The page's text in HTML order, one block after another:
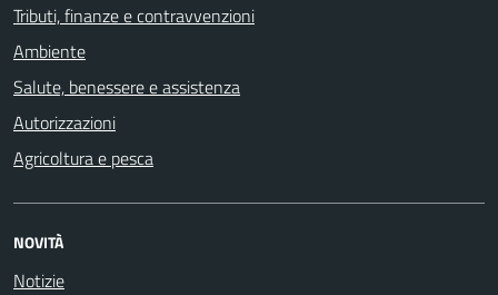
Tributi, finanze e contravvenzioni
Ambiente
Salute, benessere e assistenza
Autorizzazioni
Agricoltura e pesca
NOVITÀ
Notizie